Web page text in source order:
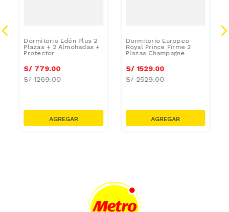
Dormitorio Edén Plus 2
Plazas + 2 Almohadas +
Protector
S/ 779.00
S/1269.00
Dormitorio Europeo
Royal Prince Firme 2
Plazas Champagne
S/ 1529.00
S/2529.00